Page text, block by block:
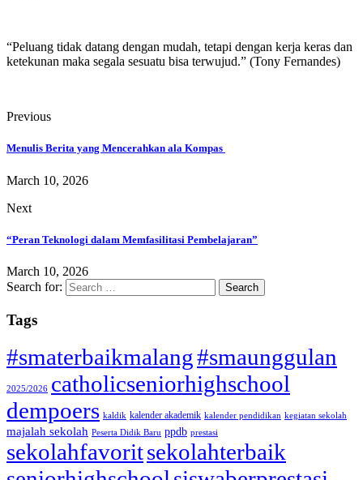
“Peluang tidak datang dengan mudah, tetapi dengan kerja keras dan
ketekunan maka segala sesuatu bisa terwujud.” (Tony Fernandes)
Previous
Menulis Berita yang Mencerahkan ala Kompas
March 10, 2026
Next
“Peran Teknologi dalam Memfasilitasi Pembelajaran”
March 10, 2026
Search for:
Tags
#smaterbaikmalang#smaunggulan
2025/2026 catholicseniorhighschool
dempoers kaldik kalender akademik kalender pendidikan kegiatan sekolah
majalah sekolah Peserta Didik Baru ppdb prestasi
sekolahfavoritsekolahterbaik